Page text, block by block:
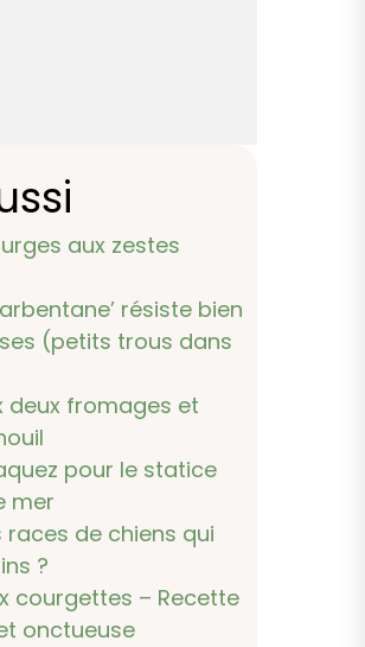
aux zestes
résiste bien
(petits trous dans
deux fromages et
pour le statice
mer
races de chiens qui
?
courgettes – Recette
onctueuse